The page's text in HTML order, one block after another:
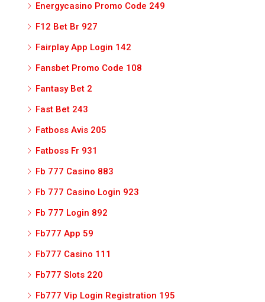
Energycasino Promo Code 249
F12 Bet Br 927
Fairplay App Login 142
Fansbet Promo Code 108
Fantasy Bet 2
Fast Bet 243
Fatboss Avis 205
Fatboss Fr 931
Fb 777 Casino 883
Fb 777 Casino Login 923
Fb 777 Login 892
Fb777 App 59
Fb777 Casino 111
Fb777 Slots 220
Fb777 Vip Login Registration 195